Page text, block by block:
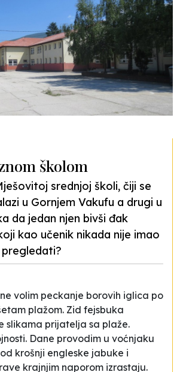
školom
srednjoj školi, čiji se
u Gornjem Vakufu a drugi u
da jedan njen bivši đak
kao učenik nikada nije imao
pregledati?
volim peckanje borovih iglica po
plažom. Zid fejsbuka
slikama prijatelja sa plaže.
Dane provodim u voćnjaku
krošnji engleske jabuke i
krajnjim naporom izrastaju.